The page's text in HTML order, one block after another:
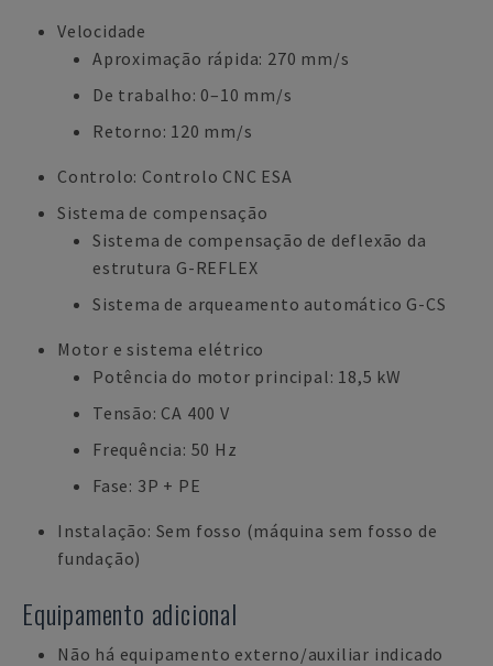
Velocidade
Aproximação rápida: 270 mm/s
De trabalho: 0–10 mm/s
Retorno: 120 mm/s
Controlo: Controlo CNC ESA
Sistema de compensação
Sistema de compensação de deflexão da
estrutura G-REFLEX
Sistema de arqueamento automático G-CS
Motor e sistema elétrico
Potência do motor principal: 18,5 kW
Tensão: CA 400 V
Frequência: 50 Hz
Fase: 3P + PE
Instalação: Sem fosso (máquina sem fosso de
fundação)
Equipamento adicional
Não há equipamento externo/auxiliar indicado